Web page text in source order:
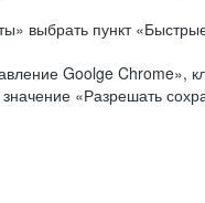
выбрать пункт
Goolge Chrome»,
«Разрешать